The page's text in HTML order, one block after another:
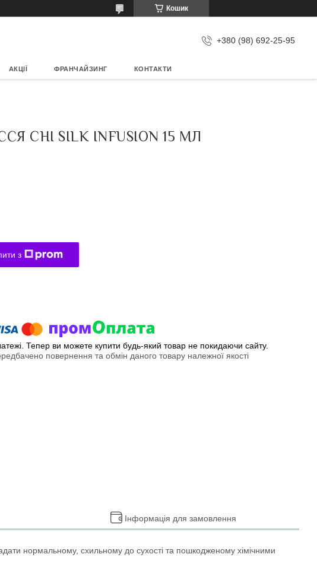
Кошик
+380 (98) 692-25-95
АКЦІЇ ФРАНЧАЙЗИНГ КОНТАКТИ
SILK INFUSION 15 МЛ
з
Тепер ви можете купити будь-який товар не покидаючи сайту.
повернення та обмін даного товару належної якості
Інформація для замовлення
нормальному, схильному до сухості та пошкодженому хімічними